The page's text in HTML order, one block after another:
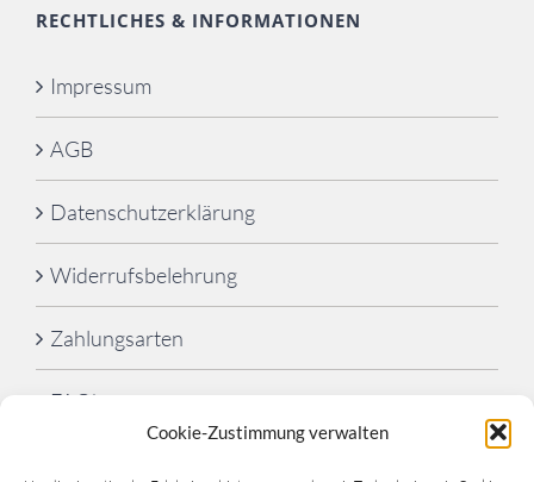
Cookie-Zustimmung verwalten
RECHTLICHES & INFORMATIONEN
Impressum
AGB
Datenschutzerklärung
Widerrufsbelehrung
Zahlungsarten
FAQ’s